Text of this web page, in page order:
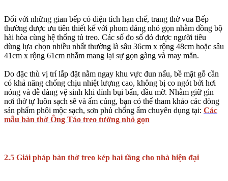
Đối với những gian bếp có diện tích hạn chế, trang thờ vua Bếp
thường được ưu tiên thiết kế với phom dáng nhỏ gọn nhằm đồng bộ
hài hòa cùng hệ thống tủ treo. Các số đo số đỏ được người tiêu
dùng lựa chọn nhiều nhất thường là sâu 36cm x rộng 48cm hoặc sâu
41cm x rộng 61cm nhằm mang lại sự gọn gàng và may mắn.
Do đặc thù vị trí lắp đặt nằm ngay khu vực đun nấu, bề mặt gỗ cần
có khả năng chống chịu nhiệt lượng cao, không bị co ngót bởi hơi
nóng và dễ dàng vệ sinh khi dính bụi bẩn, dầu mỡ. Nhằm giữ gìn
nơi thờ tự luôn sạch sẽ và ấm cúng, bạn có thể tham khảo các dòng
sản phẩm phôi mộc sạch, sơn phủ chống ẩm chuyên dụng tại: Các
mẫu bàn thờ Ông Táo treo tường nhỏ gọn
2.5 Giải pháp bàn thờ treo kép hai tầng cho nhà hiện đại